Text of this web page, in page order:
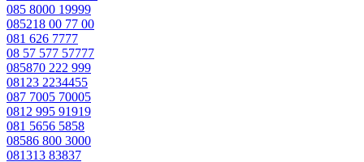
085 8000 19999
085218 00 77 00
081 626 7777
08 57 577 57777
085870 222 999
08123 2234455
087 7005 70005
0812 995 91919
081 5656 5858
08586 800 3000
081313 83837